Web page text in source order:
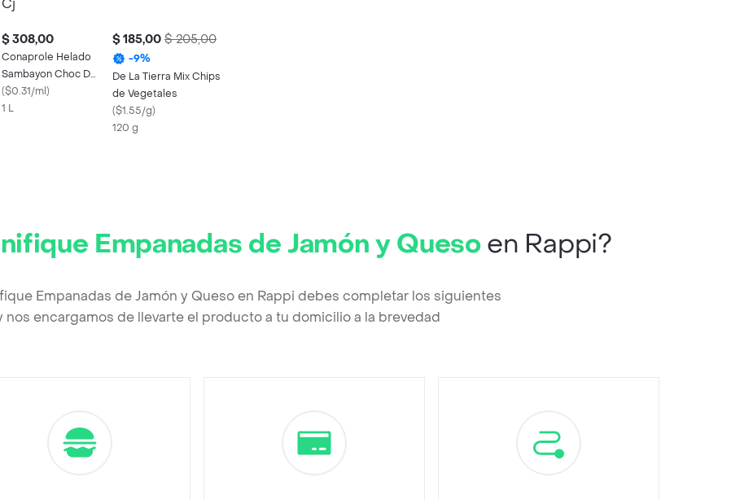
$ 308,00
Conaprole Helado
Sambayon Choc D
Leche Conapr Cj
($0.31/ml)
1 L
$ 185,00 $ 205,00
-9%
De La Tierra Mix Chips
de Vegetales
($1.55/g)
120 g
Empanadas de Jamón y Quesoen Rappi?
Empanadas de Jamón y Queso en Rappi debes completar los siguientes
nos encargamos de llevarte el producto a tu domicilio a la brevedad